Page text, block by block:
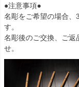
●注意事項●
名彫をご希望の場合、
す。
名彫後のご交換、ご返
せ。